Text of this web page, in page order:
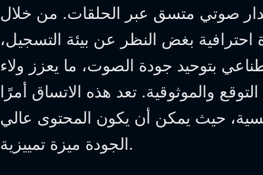
صوتي متسق عبر الحلقات. من خلال
احترافية بغض النظر عن بيئة التسجيل،
بتوحيد جودة الصوت، ما يعزز ولاء
والموثوقية. تعد هذه الاتساق أمرًا
حيث يمكن أن يكون المحتوى عالي
الجودة ميزة تمييزية.